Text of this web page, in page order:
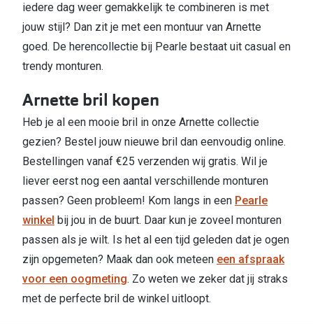
iedere dag weer gemakkelijk te combineren is met
jouw stijl? Dan zit je met een montuur van Arnette
goed. De herencollectie bij Pearle bestaat uit casual en
trendy monturen.
Arnette bril kopen
Heb je al een mooie bril in onze Arnette collectie
gezien? Bestel jouw nieuwe bril dan eenvoudig online.
Bestellingen vanaf €25 verzenden wij gratis. Wil je
liever eerst nog een aantal verschillende monturen
passen? Geen probleem! Kom langs in een Pearle
winkel bij jou in de buurt. Daar kun je zoveel monturen
passen als je wilt. Is het al een tijd geleden dat je ogen
zijn opgemeten? Maak dan ook meteen een afspraak
voor een oogmeting. Zo weten we zeker dat jij straks
met de perfecte bril de winkel uitloopt.